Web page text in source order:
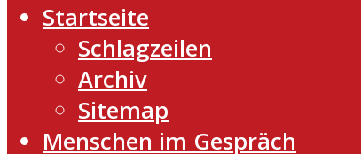
Startseite
Schlagzeilen
Archiv
Sitemap
Menschen im Gespräch